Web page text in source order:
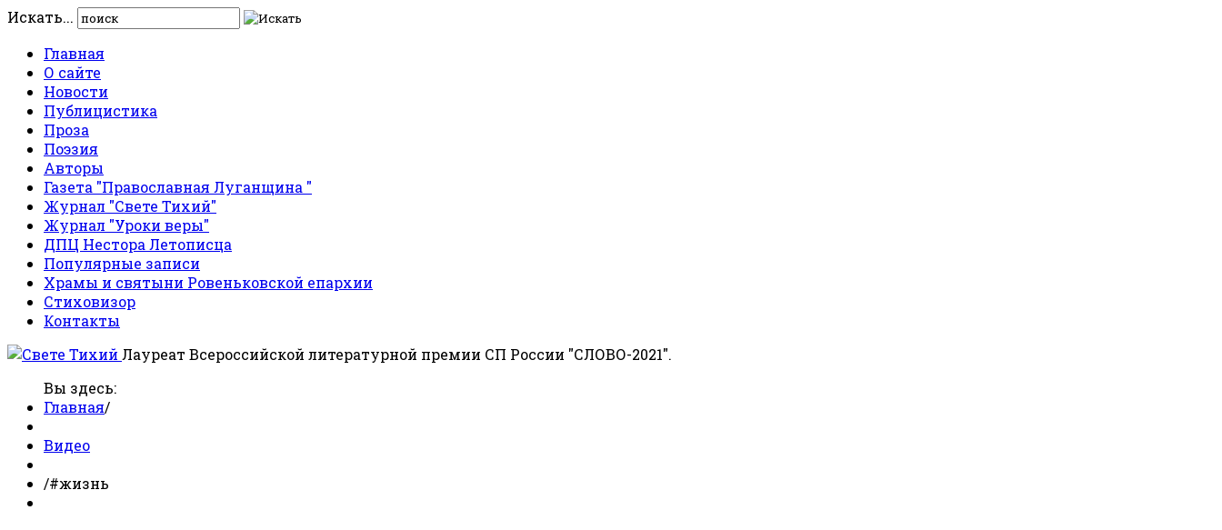
Искать...
Главная
О сайте
Новости
Публицистика
Проза
Поэзия
Авторы
Газета "Православная Луганщина "
Журнал "Свете Тихий"
Журнал "Уроки веры"
ДПЦ Нестора Летописца
Популярные записи
Храмы и святыни Ровеньковской епархии
Стиховизор
Контакты
Лауреат Всероссийской литературной премии СП России "СЛОВО-2021".
Вы здесь:
Главная/
Видео
/#жизнь